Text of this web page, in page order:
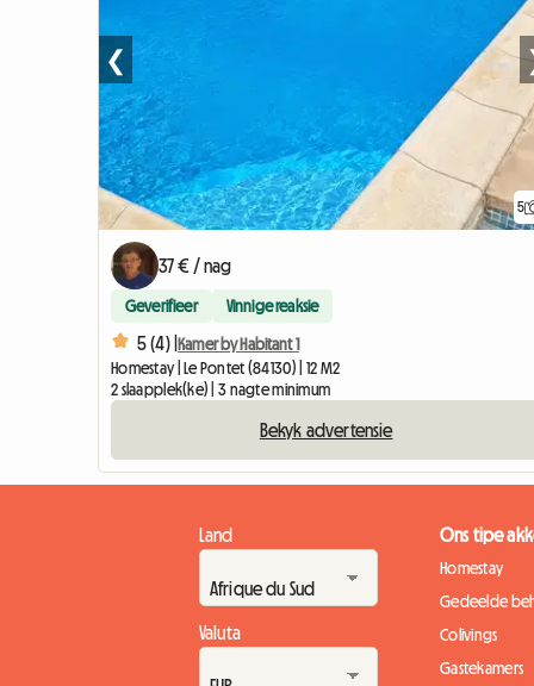
5
❮
37 € / nag
Geverifieer Vinnige reaksie
5 (4) |Kamer by Habitant 1
Homestay | Le Pontet (84130) | 12 M2
2 slaapplek(ke) | 3 nagte minimum
Bekyk advertensie
Land
Valuta
Ons tipe
Homestay
Gedeelde
Colivings
Gastekamers